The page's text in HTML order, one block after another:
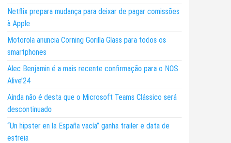
Netflix prepara mudança para deixar de pagar comissões
à Apple
Motorola anuncia Corning Gorilla Glass para todos os
smartphones
Alec Benjamin é a mais recente confirmação para o NOS
Alive’24
Ainda não é desta que o Microsoft Teams Clássico será
descontinuado
“Un hipster en la España vacía” ganha trailer e data de
estreia